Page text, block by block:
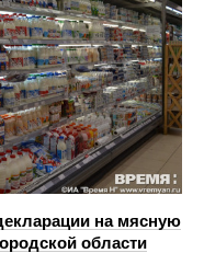
на мясную
области